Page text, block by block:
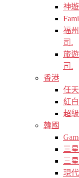
神
福
司.
旅
司.
香港
任
紅
超
韓國
三
三
現